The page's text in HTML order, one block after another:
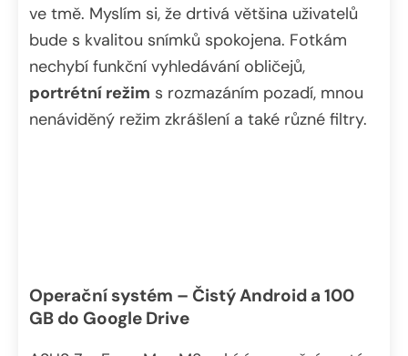
ve tmě. Myslím si, že drtivá většina uživatelů
bude s kvalitou snímků spokojena. Fotkám
nechybí funkční vyhledávání obličejů,
portrétní režim s rozmazáním pozadí, mnou
nenáviděný režim zkrášlení a také různé filtry.
Operační systém – Čistý Android a 100
GB do Google Drive